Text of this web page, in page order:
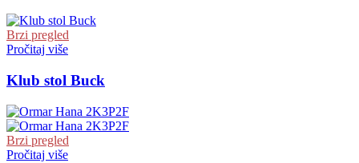
Brzi pregled
Pročitaj više
Klub stol Buck
Brzi pregled
Pročitaj više